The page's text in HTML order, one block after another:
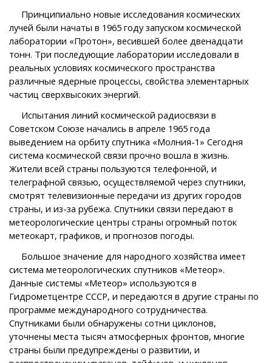
Принципиально новые исследования космических
лучей были начаты в 1965 году запуском космической
лаборатории «Протон», весившей более двенадцати
тонн. Три последующие лаборатории исследовали в
реальных условиях космического пространства
различные ядерные процессы, свойства элементарных
частиц сверхвысоких энергий.
Испытания линий космической радиосвязи в
Советском Союзе начались в апреле 1965 года
выведением на орбиту спутника «Молния-1» Сегодня
система космической связи прочно вошла в жизнь.
Жители всей страны пользуются телефонной, и
телеграфной связью, осуществляемой через спутники,
смотрят телевизионные передачи из других городов
страны, и из-за рубежа. Спутники связи передают в
метеорологические центры страны огромный поток
метеокарт, графиков, и прогнозов погоды.
Большое значение для народного хозяйства имеет
система метеорологических спутников «Метеор».
Данные системы «Метеор» используются в
Гидрометцентре СССР, и передаются в другие страны по
программе международного сотрудничества.
Спутниками были обнаружены сотни циклонов,
уточнены места тысяч атмосферных фронтов, многие
страны были предупреждены о развитии, и